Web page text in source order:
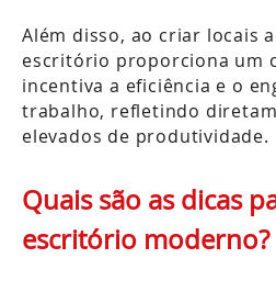
Além disso, ao criar locais
escritório proporciona um
incentiva a eficiência e o
trabalho, refletindo
elevados de produtividade.
Quais são as dicas
escritório moderno?